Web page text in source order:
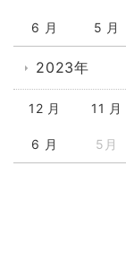
6 月 5 月
2023年
12 月 11 月
6 月 5月